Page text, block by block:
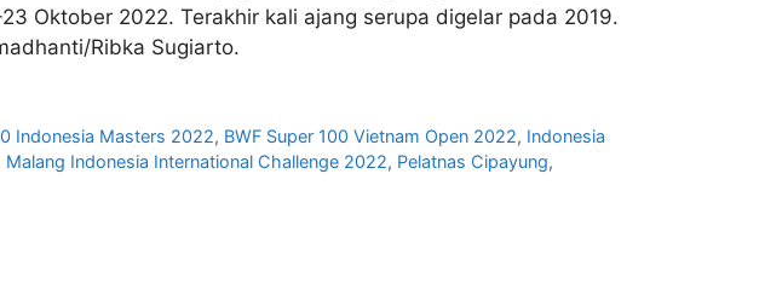
Oktober 2022. Terakhir kali ajang serupa digelar pada 2019.
Ribka Sugiarto.
Indonesia Masters 2022, BWF Super 100 Vietnam Open 2022, Indonesia
Malang Indonesia International Challenge 2022, Pelatnas Cipayung,